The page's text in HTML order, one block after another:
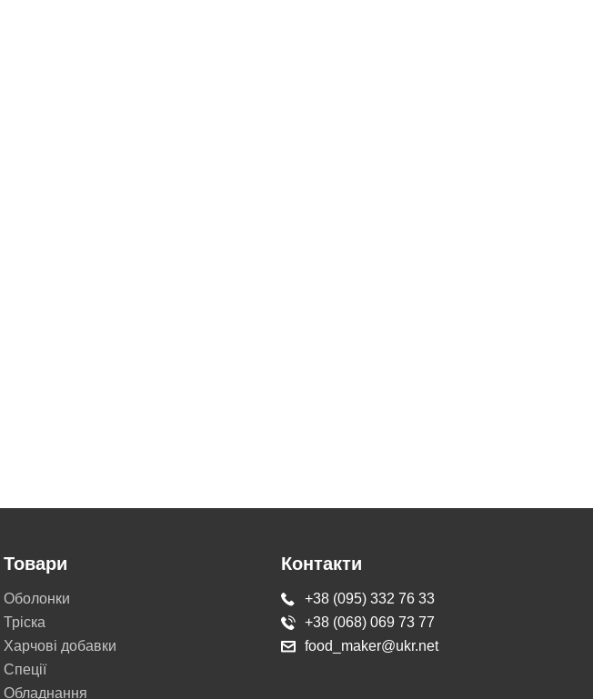
Товари
Оболонки
Тріска
Харчові добавки
Cпеції
Обладнання
Контакти
+38 (095) 332 76 33
+38 (068) 069 73 77
food_maker@ukr.net